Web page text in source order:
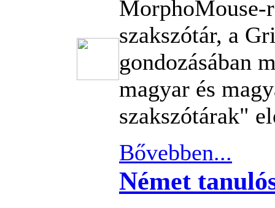
MorphoMouse-
szakszótár, a
gondozásában
magyar és
szakszótárak"
Bővebben...
Német